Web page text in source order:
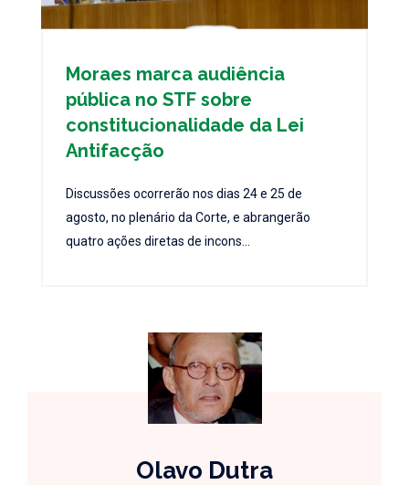
Moraes marca audiência
pública no STF sobre
constitucionalidade da Lei
Antifacção
Discussões ocorrerão nos dias 24 e 25 de
agosto, no plenário da Corte, e abrangerão
quatro ações diretas de incons...
Olavo Dutra